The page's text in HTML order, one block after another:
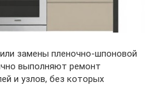
замены пленочно-шпоновой
выполняют ремонт
и узлов, без которых